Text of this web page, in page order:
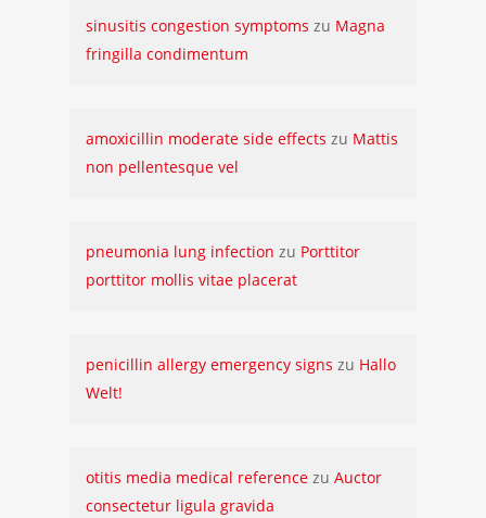
sinusitis congestion symptoms zu Magna
fringilla condimentum
amoxicillin moderate side effects zu Mattis
non pellentesque vel
pneumonia lung infection zu Porttitor
porttitor mollis vitae placerat
penicillin allergy emergency signs zu Hallo
Welt!
otitis media medical reference zu Auctor
consectetur ligula gravida